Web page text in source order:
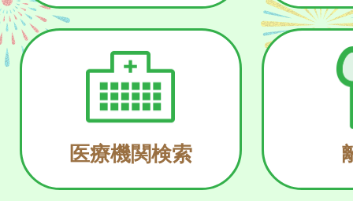
医療機関検索